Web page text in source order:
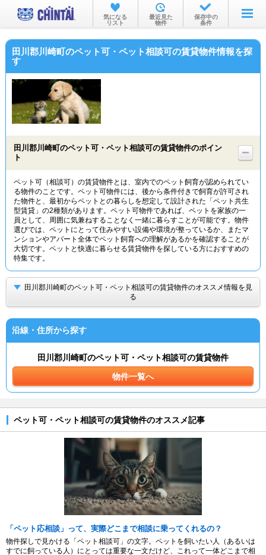
お部屋を探す
沿線・駅から
不動産会社から
気になる
リスト
最近見た
物件
保存中の
条件
田川郡川崎町のペット可・ペット相談可の賃貸物件情報を探
す
田川郡川崎町のペット可・ペット相談可の賃貸物件のポイン
ト
ペット可（相談可）の賃貸物件とは、室内でのペット飼育が認められてい
る物件のことです。ペット可物件には、後から条件付きで飼育が許可され
た物件と、最初からペットとの暮らしを想定して設計された「ペット共生
型賃貸」の2種類があります。ペット可物件であれば、ペットを家族の一
員として、周囲に気兼ねすることなく一緒に暮らすことが可能です。物件
選びでは、ペットにとって住みやすい設備や環境が整っているか、またマ
ンションやアパート全体でペット飼育への理解があるかを確認することが
大切です。ペットと快適に暮らせる賃貸物件を探している方におすすめの
特集です。
田川郡川崎町のペット可・ペット相談可の賃貸物件のオススメ情報を見
る
沿線・住所から探す
田川郡川崎町のペット可・ペット相談可の賃貸物件
物件一覧へ
ペット可・ペット相談可の賃貸物件のオススメ記事
「ペット応相談」って、実際どこまで相談に乗ってくれるの？
物件探しで見かける「ペット相談可」の文字。ペットを飼いたい人（あるいは
すでに飼っている人）にとっては重要な一文だけど、これって一体どこまで相